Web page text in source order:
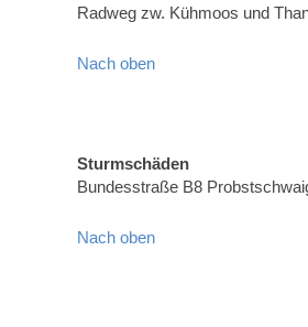
Radweg zw. Kühmoos und
Nach oben
Sturmschäden
Bundesstraße B8
Nach oben